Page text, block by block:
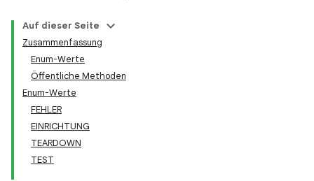
Auf dieser Seite
Zusammenfassung
Enum-Werte
Öffentliche Methoden
Enum-Werte
FEHLER
EINRICHTUNG
TEARDOWN
TEST